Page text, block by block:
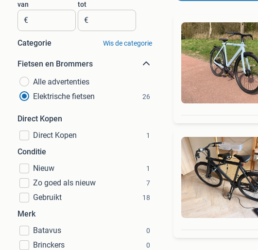
van
€
tot
€
Categorie Wis de categorie
Fietsen en Brommers
Alle advertenties
Elektrische fietsen
26
Direct Kopen
Direct Kopen
1
Conditie
Nieuw
1
Zo goed als nieuw 7
Gebruikt 18
Merk
Batavus
0
Brinckers 0